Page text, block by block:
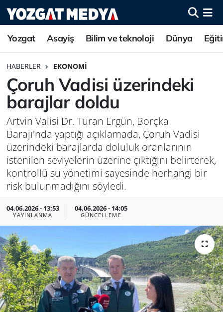
Yozgat Asayiş Bilim ve teknoloji Dünya
HABERLER EKONOMI
Çoruh Vadisi üzerindeki
barajlar doldu
Artvin Valisi Dr. Turan Ergün, Borçka
Barajı'nda yaptığı açıklamada, Çoruh Vadisi
üzerindeki barajlarda doluluk oranlarının
istenilen seviyelerin üzerine çıktığını belirterek,
kontrollü su yönetimi sayesinde herhangi bir
risk bulunmadığını söyledi.
04.06.2026 - 13:53
YAYINLANMA
04.06.2026 - 14:05
GÜNCELLEME